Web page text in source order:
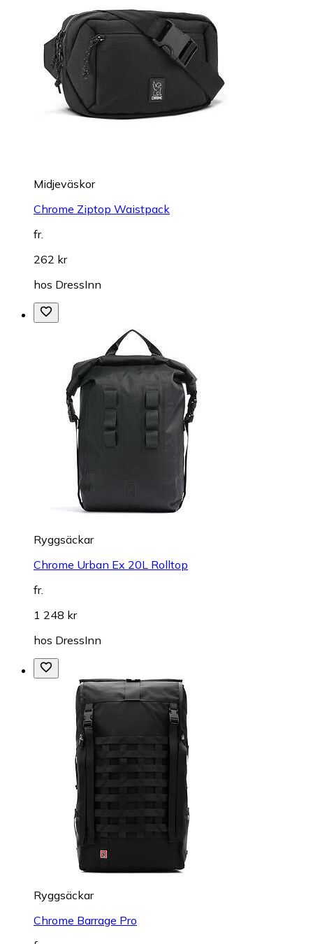
Midjeväskor
Chrome Ziptop Waistpack
fr.
262 kr
hos DressInn
Ryggsäckar
Chrome Urban Ex 20L Rolltop
fr.
1 248 kr
hos DressInn
Ryggsäckar
Chrome Barrage Pro